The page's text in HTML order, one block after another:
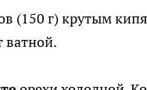
(150 г) крутым
ватной.